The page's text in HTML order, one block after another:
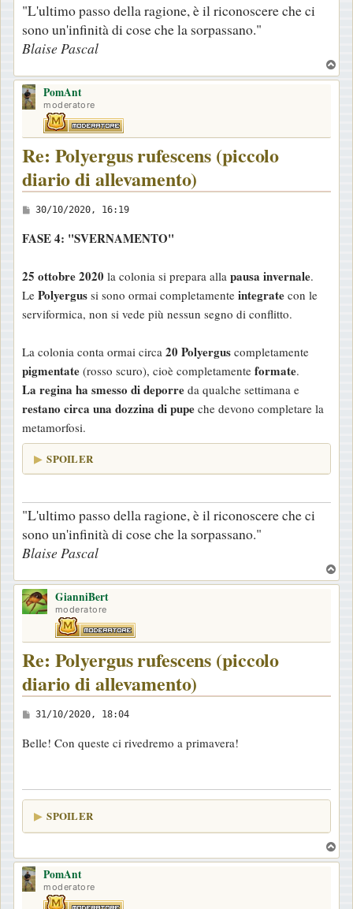
"L'ultimo passo della ragione, è il riconoscere che ci
sono un'infinità di cose che la sorpassano."
Blaise Pascal
o
PomAnt
moderatore
Re: Polyergus rufescens (piccolo
diario di allevamento)
M
s
a
g
g
o
30/10/2020, 16:19
FASE 4: "SVERNAMENTO"
25 ottobre 2020 la colonia si prepara alla pausa invernale.
Le Polyergus si sono ormai completamente integrate con le
serviformica, non si vede più nessun segno di conflitto.
La colonia conta ormai circa 20 Polyergus completamente
pigmentate (rosso scuro), cioè completamente formate.
La regina ha smesso di deporre da qualche settimana e
restano circa una dozzina di pupe che devono completare la
metamorfosi.
SPOILER
"L'ultimo passo della ragione, è il riconoscere che ci
sono un'infinità di cose che la sorpassano."
Blaise Pascal
o
GianniBert
moderatore
Re: Polyergus rufescens (piccolo
diario di allevamento)
M
s
a
g
o
31/10/2020, 18:04
Belle! Con queste ci rivedremo a primavera!
SPOILER
o
PomAnt
moderatore